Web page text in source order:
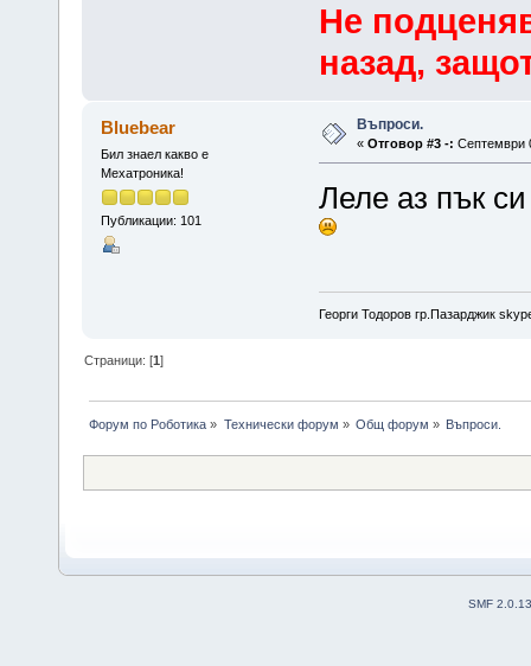
Не
назад,
Bluebear
Бил знаел какво е
Мехатроника!
Публикации: 101
Въпроси.
« Отговор #3 -: Септември
Леле аз пък
Георги Тодоров гр.Пазарджик
Страници: [1]
Форум по Роботика » Технически форум » Общ форум » Въпроси.
SMF 2.0.13